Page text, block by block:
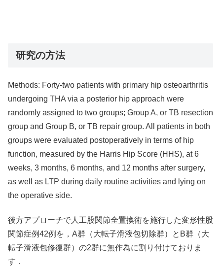
研究の方法
Methods: Forty-two patients with primary hip osteoarthritis
undergoing THA via a posterior hip approach were
randomly assigned to two groups; Group A, or TB resection
group and Group B, or TB repair group. All patients in both
groups were evaluated postoperatively in terms of hip
function, measured by the Harris Hip Score (HHS), at 6
weeks, 3 months, 6 months, and 12 months after surgery,
as well as LTP during daily routine activities and lying on
the operative side.
後方アプローチで人工股関節全置換術を施行した変形性股
関節症例42例を，A群（大転子滑液包切除群）とB群（大
転子滑液包修復群）の2群に無作為に割り付けておりま
す．